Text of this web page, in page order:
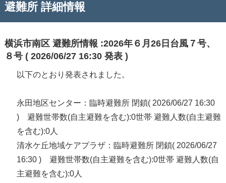
避難所 詳細情報
横浜市南区 避難所情報 :2026年６月26日台風７号、
８号 ( 2026/06/27 16:30 発表 )
以下のとおり発表されました。
永田地区センター：臨時避難所 閉鎖( 2026/06/27 16:30
) 避難世帯数(自主避難を含む):0世帯 避難人数(自主避難
を含む):0人
清水ケ丘地域ケアプラザ：臨時避難所 閉鎖( 2026/06/27
16:30 ) 避難世帯数(自主避難を含む):0世帯 避難人数(自
主避難を含む):0人